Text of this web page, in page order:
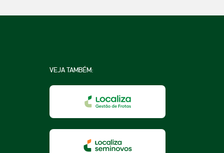
VEJA TAMBÉM: